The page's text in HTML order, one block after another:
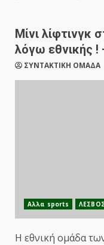
Μίνι λίφτινγκ
λόγω εθνικής
ΣΥΝΤΑΚΤΙΚΗ ΟΜΑΔΑ
Αλλα sports ΛΕΣΒΟΣ
Η εθνική ομάδα